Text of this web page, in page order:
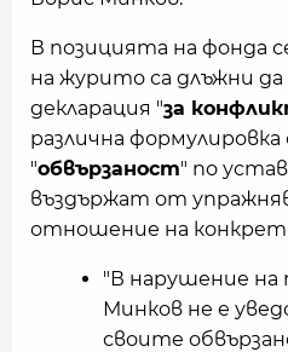
В позицията на фонда
на журито са длъжни
декларация "за
различна
"обвързаност" по
въздържат от
отношение на
"В нарушение на
Минков не е
своите